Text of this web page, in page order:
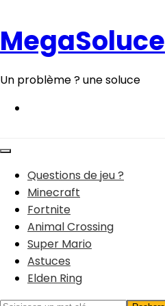
contenu
MegaSoluce
Un problème ? une soluce
Questions de jeu ?
Minecraft
Fortnite
Animal Crossing
Super Mario
Astuces
Elden Ring